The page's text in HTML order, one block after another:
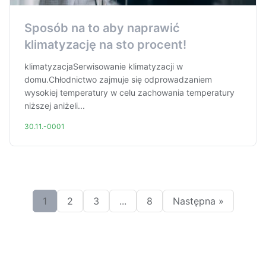
Sposób na to aby naprawić
klimatyzację na sto procent!
klimatyzacjaSerwisowanie klimatyzacji w
domu.Chłodnictwo zajmuje się odprowadzaniem
wysokiej temperatury w celu zachowania temperatury
niższej aniżeli...
30.11.-0001
1 2 3 ... 8 Następna »